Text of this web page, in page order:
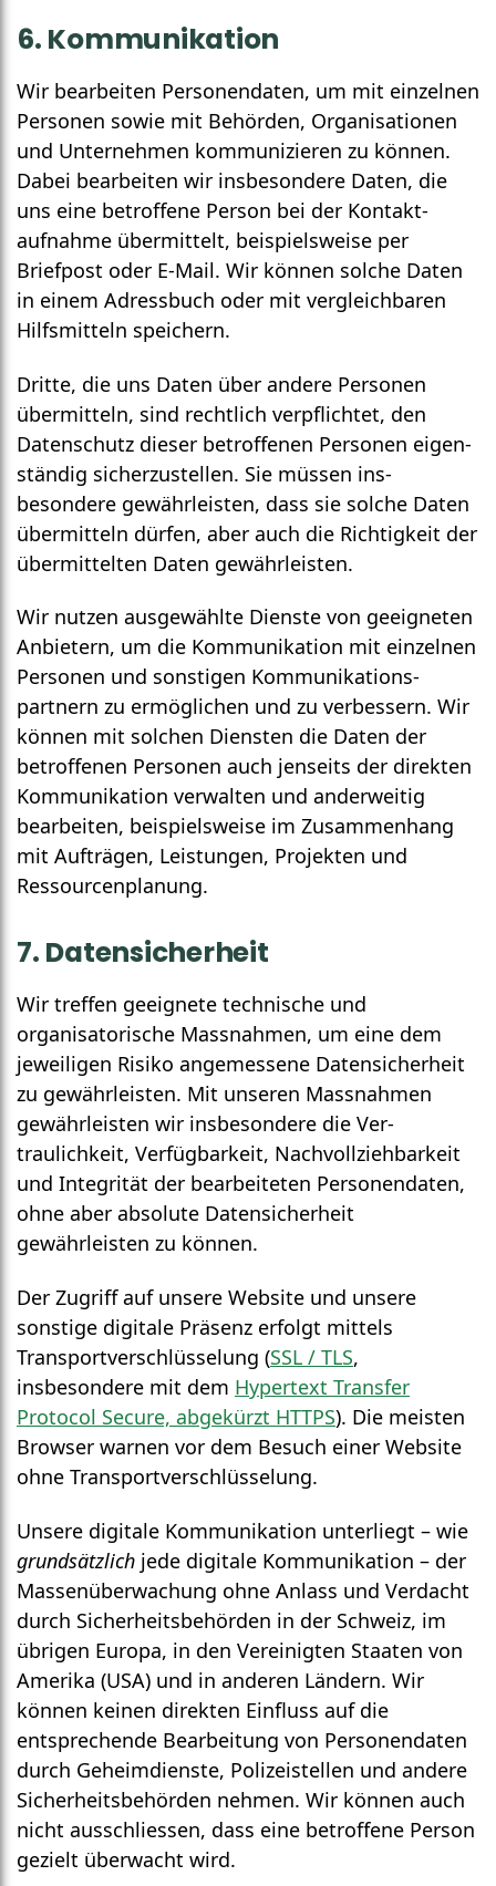
6. Kommunikation
Wir bearbeiten Personen­daten, um mit einzelnen
Personen sowie mit Behörden, Organi­sationen
und Unternehmen kommuni­zieren zu können.
Dabei bearbeiten wir insbesondere Daten, die
uns eine betroffene Person bei der Kontakt­
aufnahme übermittelt, beispielsweise per
Briefpost oder E-Mail. Wir können solche Daten
in einem Adress­buch oder mit vergleichbaren
Hilfs­mitteln speichern.
Dritte, die uns Daten über andere Personen
über­mitteln, sind recht­lich ver­pflichtet, den
Daten­schutz dieser betroffenen Personen eigen­
ständig sicher­zustellen. Sie müssen ins­
besondere gewähr­leisten, dass sie solche Daten
über­mitteln dürfen, aber auch die Richtig­keit der
übermittelten Daten gewährleisten.
Wir nutzen ausgewählte Dienste von geeigneten
Anbietern, um die Kommuni­kation mit einzelnen
Personen und sonstigen Kommunikations­
partnern zu ermöglichen und zu verbessern. Wir
können mit solchen Diensten die Daten der
betroffenen Personen auch jenseits der direkten
Kommuni­kation verwalten und ander­weitig
bearbeiten, beispiels­weise im Zusammen­hang
mit Aufträgen, Leistungen, Projekten und
Ressourcen­planung.
7. Daten­sicherheit
Wir treffen geeignete technische und
organisatorische Mass­nahmen, um eine dem
jeweiligen Risiko angemessene Daten­sicherheit
zu gewähr­leisten. Mit unseren Mass­nahmen
gewähr­leisten wir insbesondere die Ver­
traulichkeit, Ver­fügbarkeit, Nach­vollzieh­barkeit
und Integrität der bearbeiteten Personen­daten,
ohne aber absolute Daten­sicherheit
gewährleisten zu können.
Der Zugriff auf unsere Website und unsere
sonstige digitale Präsenz erfolgt mittels
Transport­verschlüsselung (SSL / TLS,
insbesondere mit dem Hypertext Transfer
Protocol Secure, abgekürzt HTTPS). Die meisten
Browser warnen vor dem Besuch einer Website
ohne Transport­verschlüsselung.
Unsere digitale Kommunikation unterliegt – wie
grundsätzlich jede digitale Kommunikation – der
Massen­überwachung ohne Anlass und Verdacht
durch Sicher­heitsbehörden in der Schweiz, im
übrigen Europa, in den Vereinigten Staaten von
Amerika (USA) und in anderen Ländern. Wir
können keinen direkten Einfluss auf die
entsprechende Bearbeitung von Personen­daten
durch Geheim­dienste, Polizei­stellen und andere
Sicherheits­behörden nehmen. Wir können auch
nicht ausschliessen, dass eine betroffene Person
gezielt überwacht wird.